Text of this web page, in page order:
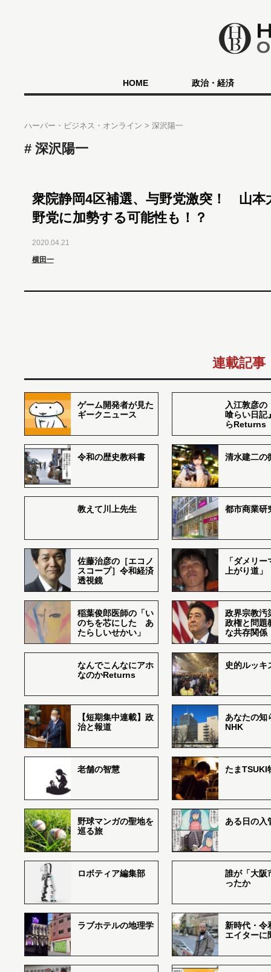
HOME 政治・経済
ハーバー・ビジネス・オンライン 深沢陽一
深沢陽一
衆院静岡4区補選、与野党激突！ 山本
野党に加勢する可能性も！？
2020.04.21
横田一
連載記事
ゲーム開発者が見た
ギークニュース
入江敦彦の
喰らい日記
らReturns
令和の歴史教科書 清水建二の
教えて川上先生 都市商業研
佐藤治彦の［エコノ
スコープ］令和経済
透視鏡
「ダメリ
上がり道」
稲葉俊郎医師の「い
のちを芯にした あ
たらしいせかい」
政界宗教汚
政権と問題
な共存関係
なんでこんなにアホ
なのかReturns
史的ルッキ
【短期集中連載】政
治と報道
あなたの知
NHK
老舗の智慧 たまTSUKI
野球マンガの聖地を
巡る旅
ある日の入
ロボティア編集部
誰が「大阪
ったか
ラブホテルの地理学
新時代・令
エイターに